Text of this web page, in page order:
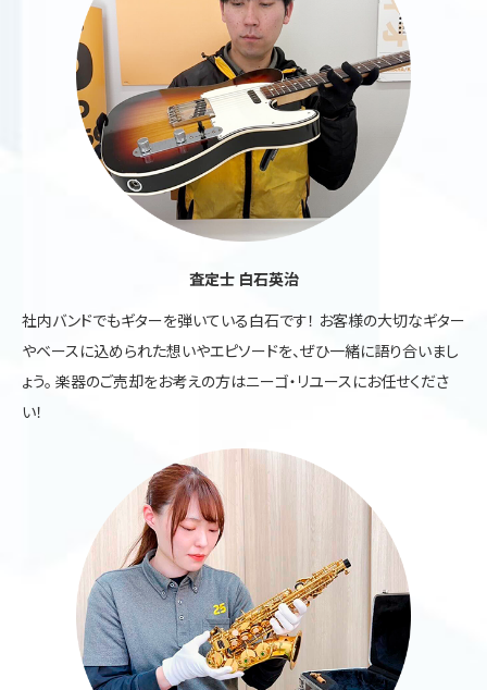
査定士 白石英治
社内バンドでもギターを弾いている白石です！ お客様の大切なギター
やベースに込められた想いやエピソードを、ぜひ一緒に語り合いまし
ょう。 楽器のご売却をお考えの方はニーゴ・リユースにお任せくださ
い！